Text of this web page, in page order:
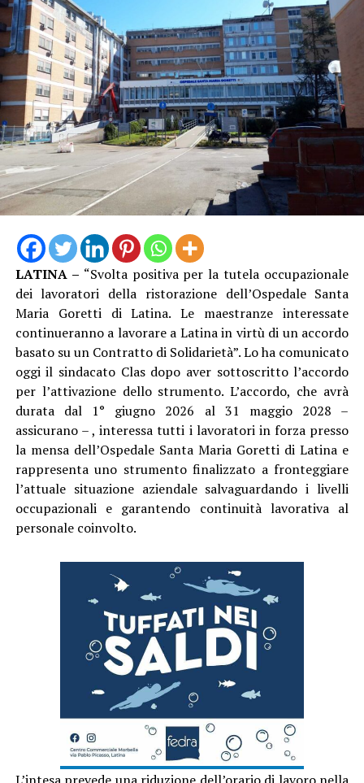
LATINA – “Svolta positiva per la tutela occupazionale
dei lavoratori della ristorazione dell’Ospedale Santa
Maria Goretti di Latina. Le maestranze interessate
continueranno a lavorare a Latina in virtù di un accordo
basato su un Contratto di Solidarietà”. Lo ha comunicato
oggi il sindacato Clas dopo aver sottoscritto l’accordo
per l’attivazione dello strumento. L’accordo, che avrà
durata dal 1° giugno 2026 al 31 maggio 2028 –
assicurano – , interessa tutti i lavoratori in forza presso
la mensa dell’Ospedale Santa Maria Goretti di Latina e
rappresenta uno strumento finalizzato a fronteggiare
l’attuale situazione aziendale salvaguardando i livelli
occupazionali e garantendo continuità lavorativa al
personale coinvolto.